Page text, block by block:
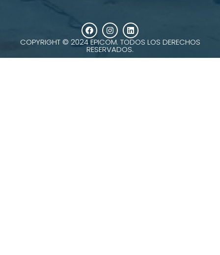
COPYRIGHT © 2024 EPICOM. TODOS LOS DERECHOS
RESERVADOS.